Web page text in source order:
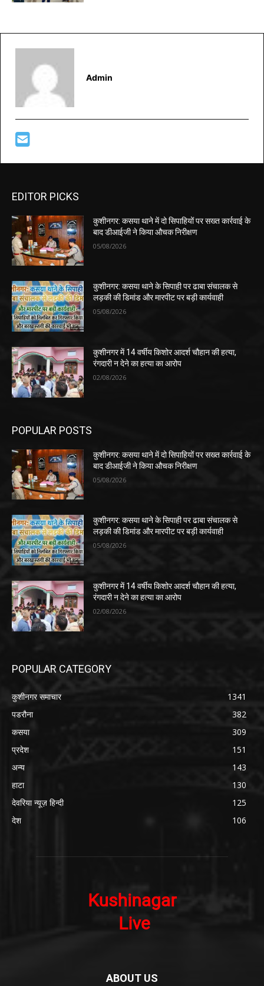
Admin
EDITOR PICKS
कुशीनगर: कसया थाने में दो सिपाहियों पर सख्त कार्रवाई के
बाद डीआईजी ने किया औचक निरीक्षण
05/08/2026
कुशीनगर: कसया थाने के सिपाही पर ढाबा संचालक से
लड़की की डिमांड और मारपीट पर बड़ी कार्यवाही
05/08/2026
कुशीनगर में 14 वर्षीय किशोर आदर्श चौहान की हत्या,
रंगदारी न देने का हत्या का आरोप
02/08/2026
POPULAR POSTS
कुशीनगर: कसया थाने में दो सिपाहियों पर सख्त कार्रवाई के
बाद डीआईजी ने किया औचक निरीक्षण
05/08/2026
कुशीनगर: कसया थाने के सिपाही पर ढाबा संचालक से
लड़की की डिमांड और मारपीट पर बड़ी कार्यवाही
05/08/2026
कुशीनगर में 14 वर्षीय किशोर आदर्श चौहान की हत्या,
रंगदारी न देने का हत्या का आरोप
02/08/2026
POPULAR CATEGORY
कुशीनगर समाचार
1341
पडरौना
382
कसया
309
प्रदेश
151
अन्य
143
हाटा
130
देवरिया न्यूज़ हिन्दी
125
देश
106
ABOUT US